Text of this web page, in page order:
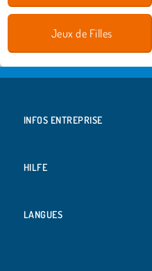
Jeux de Filles
INFOS ENTREPRISE
HILFE
LANGUES